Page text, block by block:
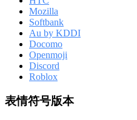
Mozilla
Softbank
Au by KDDI
Docomo
Openmoji
Discord
Roblox
表情符号版本